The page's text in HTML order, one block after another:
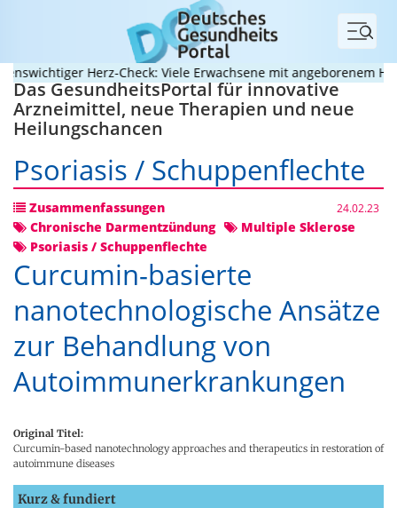
Menü
Herz-Check: Viele Erwachsene mit angeborenem
Das GesundheitsPortal für innovative
Arzneimittel, neue Therapien und neue
Heilungschancen
Psoriasis / Schuppenflechte
Zusammenfassungen 24.02.23
Chronische Darmentzündung
Multiple Sklerose
Psoriasis / Schuppenflechte
Curcumin-basierte
nanotechnologische Ansätze
zur Behandlung von
Autoimmunerkrankungen
Original Titel:
Curcumin-based nanotechnology approaches and therapeutics in restoration of
autoimmune diseases
Kurz & fundiert